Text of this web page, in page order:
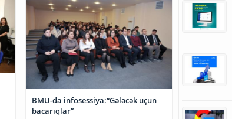
BMU-da infosessiya:“Gələcək üçün
bacarıqlar”